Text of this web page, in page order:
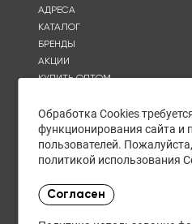
АДРЕСА
КАТАЛОГ
БРЕНДЫ
АКЦИИ
КУПИТЬ ОПТОМ
КОНТАКТЫ
Обработка Cookies
функционирования сайта и
пользователей.
политикой использования
Согласен